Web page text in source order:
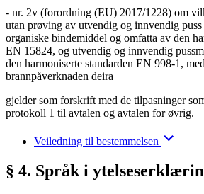
- nr. 2v (forordning (EU) 2017/1228) om
utan prøving av utvendig og innvendig puss
organiske bindemiddel og omfatta av den
EN 15824, og utvendig og innvendig
den harmoniserte standarden EN 998-1,
brannpåverknaden deira
gjelder som forskrift med de tilpasninger
protokoll 1 til avtalen og avtalen for øvrig.
Veiledning til bestemmelsen
§ 4. Språk i